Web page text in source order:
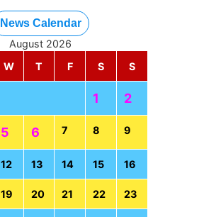
News Calendar
August 2026
W T F S S
1 2
5 6 7 8 9
12 13 14 15 16
19 20 21 22 23